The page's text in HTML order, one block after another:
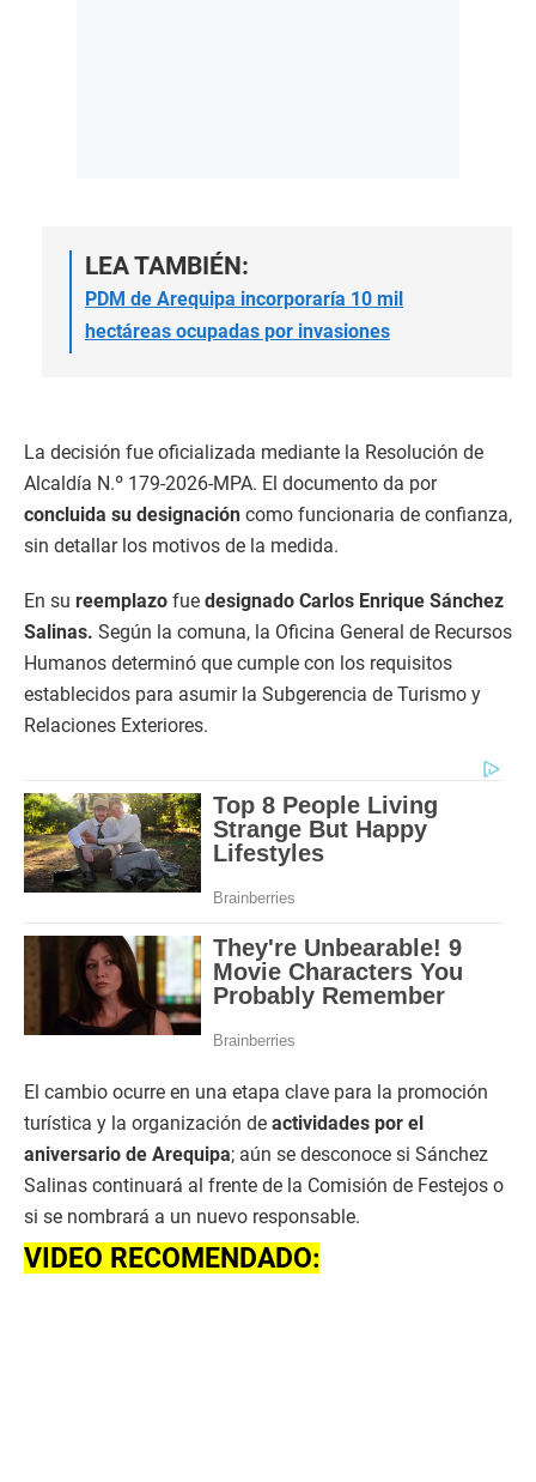
LEA TAMBIÉN:
PDM de Arequipa incorporaría 10 mil
hectáreas ocupadas por invasiones
La decisión fue oficializada mediante la Resolución de
Alcaldía N.º 179-2026-MPA. El documento da por
concluida su designación como funcionaria de confianza,
sin detallar los motivos de la medida.
En su reemplazo fue designado Carlos Enrique Sánchez
Salinas. Según la comuna, la Oficina General de Recursos
Humanos determinó que cumple con los requisitos
establecidos para asumir la Subgerencia de Turismo y
Relaciones Exteriores.
El cambio ocurre en una etapa clave para la promoción
turística y la organización de actividades por el
aniversario de Arequipa; aún se desconoce si Sánchez
Salinas continuará al frente de la Comisión de Festejos o
si se nombrará a un nuevo responsable.
VIDEO RECOMENDADO: